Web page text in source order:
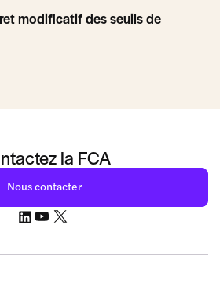
modificatif des seuils de
la FCA
Nous contacter